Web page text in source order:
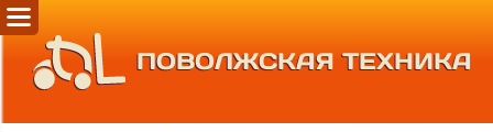
ПОВОЛЖСКАЯ ТЕХНИКА